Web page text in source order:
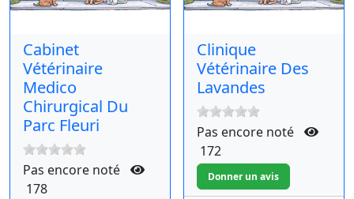
Cabinet
Vétérinaire
Medico
Chirurgical Du
Parc Fleuri
Pas encore noté
178
Clinique
Vétérinaire Des
Lavandes
Pas encore noté
172